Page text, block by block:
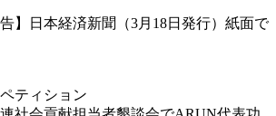
告】日本経済新聞（3月18日発行）紙面で
ティション